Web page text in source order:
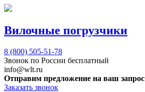
Вилочные погрузчики
8 (800) 505-51-78
Звонок по России бесплатный
info@wlt.ru
Отправим предложение на ваш запрос
Заказать звонок